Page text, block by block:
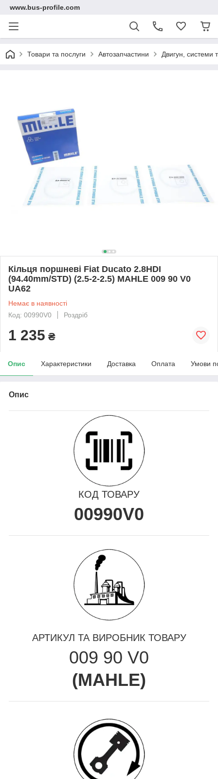
www.bus-profile.com
Товари та послуги Автозапчастини Двигун, системи
Кільця поршневі Fiat Ducato 2.8HDI
(94.40mm/STD) (2.5-2-2.5) MAHLE 009 90 V0
UA62
Немає в наявності
Код: 00990V0
Роздріб
1 235 ₴
Опис Характеристики Доставка Оплата Умови
Опис
КОД ТОВАРУ
00990V0
АРТИКУЛ ТА ВИРОБНИК ТОВАРУ
009 90 V0
(MAHLE)